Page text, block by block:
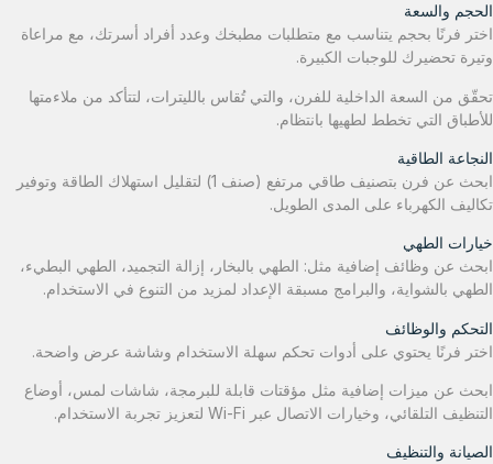
الحجم والسعة
اختر فرنًا بحجم يتناسب مع متطلبات مطبخك وعدد أفراد أسرتك، مع مراعاة
وتيرة تحضيرك للوجبات الكبيرة.
تحقّق من السعة الداخلية للفرن، والتي تُقاس بالليترات، لتتأكد من ملاءمتها
للأطباق التي تخطط لطهيها بانتظام.
النجاعة الطاقية
ابحث عن فرن بتصنيف طاقي مرتفع (صنف 1) لتقليل استهلاك الطاقة وتوفير
تكاليف الكهرباء على المدى الطويل.
خيارات الطهي
ابحث عن وظائف إضافية مثل: الطهي بالبخار، إزالة التجميد، الطهي البطيء،
الطهي بالشواية، والبرامج مسبقة الإعداد لمزيد من التنوع في الاستخدام.
التحكم والوظائف
اختر فرنًا يحتوي على أدوات تحكم سهلة الاستخدام وشاشة عرض واضحة.
ابحث عن ميزات إضافية مثل مؤقتات قابلة للبرمجة، شاشات لمس، أوضاع
التنظيف التلقائي، وخيارات الاتصال عبر Wi-Fi لتعزيز تجربة الاستخدام.
الصيانة والتنظيف